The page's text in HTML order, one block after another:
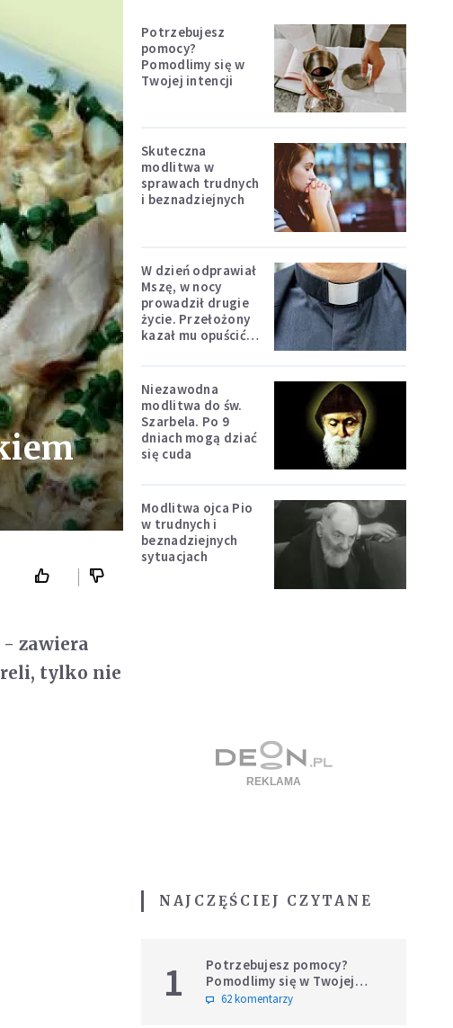
- zawiera
tylko nie
Potrzebujesz
pomocy?
Pomodlimy się w
Twojej intencji
Skuteczna
modlitwa w
sprawach trudnych
i beznadziejnych
W dzień odprawiał
Mszę, w nocy
prowadził drugie
życie. Przełożony
kazał mu opuścić
Niezawodna
modlitwa do św.
Szarbela. Po 9
dniach mogą dziać
się cuda
Modlitwa ojca Pio
w trudnych i
beznadziejnych
sytuacjach
NAJCZĘŚCIEJ CZYTANE
1
Potrzebujesz pomocy?
Pomodlimy się w Twojej
intencji
62 komentarzy